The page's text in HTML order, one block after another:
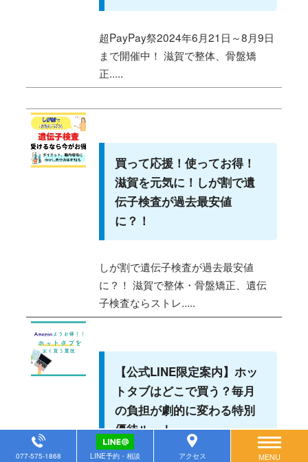
超PayPay祭2024年6月21日～8月9日
まで開催中！ 滋賀で整体、骨盤矯
正.....
買って応援！使ってお得！
滋賀を元気に！しが割で遺
伝子検査が過去最安値
に？！
しが割で遺伝子検査が過去最安値
に？！ 滋賀で整体・骨盤矯正、遺伝
子検査ならストレ.....
【公式LINE限定案内】ホッ
トタブはどこで買う？毎月
の負担が劇的に変わる特別
優待ルート
077-575-1868 LINE予約・相談 アクセス MENU